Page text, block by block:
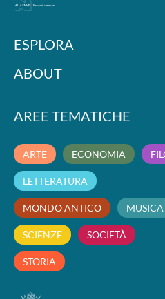
ESPLORA
ABOUT
AREE TEMATICHE
ARTE ECONOMIA
LETTERATURA
MONDO ANTICO MUSICA
SCIENZE SOCIETÀ
STORIA